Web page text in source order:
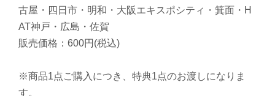
古屋・四日市・明和・大阪エキスポシティ・箕面・H
AT神戸・広島・佐賀
販売価格：600円(税込)
※商品1点ご購入につき、特典1点のお渡しになりま
す。